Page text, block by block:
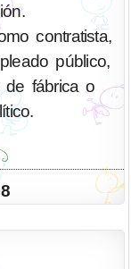
contratista,
público,
de fábrica o
8